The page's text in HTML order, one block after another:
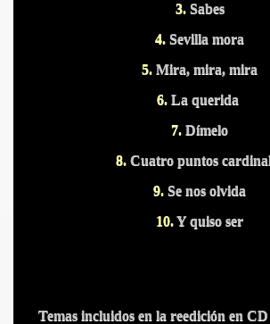
3.Sabes
4. Sevilla mora
5. Mira, mira, mira
6. La querida
7. Dímelo
8. Cuatro puntos
9. Se nos olvida
10.Y quiso ser
Temas incluidos en la reedición en